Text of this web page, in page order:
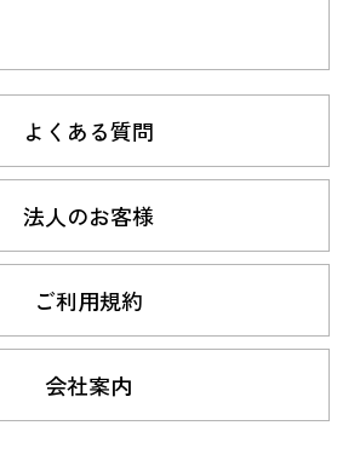
よくある質問
法人のお客様
ご利用規約
会社案内